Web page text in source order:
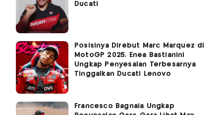
Ducati
Posisinya Direbut Marc Marquez di
MotoGP 2025, Enea Bastianini
Ungkap Penyesalan Terbesarnya
Tinggalkan Ducati Lenovo
Francesco Bagnaia Ungkap